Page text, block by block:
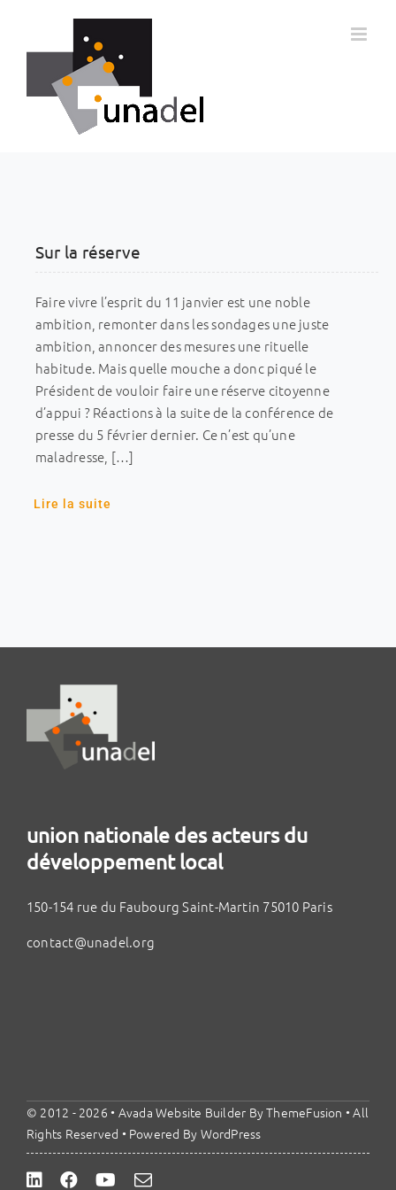
contenu
Sur la réserve
Faire vivre l’esprit du 11 janvier est une noble
ambition, remonter dans les sondages une juste
ambition, annoncer des mesures une rituelle
habitude. Mais quelle mouche a donc piqué le
Président de vouloir faire une réserve citoyenne
d’appui ? Réactions à la suite de la conférence de
presse du 5 février dernier. Ce n’est qu’une
maladresse, […]
Lire la suite
union nationale des acteurs du
développement local
150-154 rue du Faubourg Saint-Martin 75010 Paris
contact@unadel.org
© 2012 - 2026 • Avada Website Builder ByThemeFusion • All
Rights Reserved • Powered By WordPress